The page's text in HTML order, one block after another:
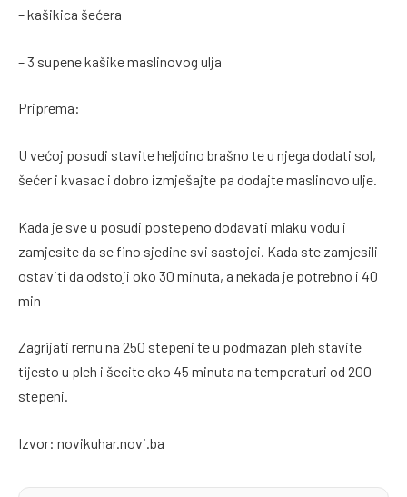
– kašikica šećera
– 3 supene kašike maslinovog ulja
Priprema:
U većoj posudi stavite heljdino brašno te u njega dodati sol,
šećer i kvasac i dobro izmješajte pa dodajte maslinovo ulje.
Kada je sve u posudi postepeno dodavati mlaku vodu i
zamjesite da se fino sjedine svi sastojci. Kada ste zamjesili
ostaviti da odstoji oko 30 minuta, a nekada je potrebno i 40
min
Zagrijati rernu na 250 stepeni te u podmazan pleh stavite
tijesto u pleh i šecite oko 45 minuta na temperaturi od 200
stepeni.
Izvor: novikuhar.novi.ba